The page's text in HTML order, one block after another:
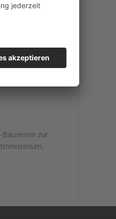
und
zur